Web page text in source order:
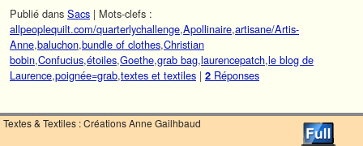
Publié dans Sacs | Mots-clefs :
allpeoplequilt.com/quarterlychallenge,Apollinaire,artisane/Artis-
Anne,baluchon,bundle of clothes,Christian
bobin,Confucius,étoiles,Goethe,grab bag,laurencepatch,le blog de
Laurence,poignée=grab,textes et textiles | 2 Réponses
Textes & Textiles : Créations Anne Gailhbaud